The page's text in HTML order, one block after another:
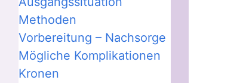
Methoden
Vorbereitung – Nachsorge
Mögliche Komplikationen
Kronen